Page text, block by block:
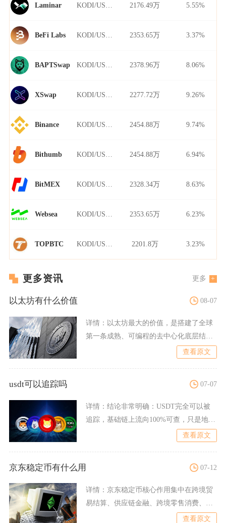
Laminar 2176.49万 5.55%
BeFi Labs 2353.65万 3.37%
BAPTSwap 2378.96万 8.06%
XSwap 2277.72万 9.26%
Binance 2454.88万 9.74%
Bithumb 2454.88万 6.94%
BitMEX 2328.34万 8.63%
Websea 2353.65万 6.23%
TOPBTC 2201.8万 3.23%
更多资讯 更多
以太坊有什么价值 08-07
详情： 以太坊最大的价值，是搭建了全球
第一条成熟、可编程的去中心化底层结算
查看原文
usdt可以追踪吗 07-07
详情： 结论非常明确：USDT完全可以被
追踪，基础链上流向100%可查，只是地址
查看原文
京东稳定币有什么用 07-12
详情： 京东稳定币核心作用集中在跨境贸
易结算、供应链金融、跨境零售消费、合
查看原文